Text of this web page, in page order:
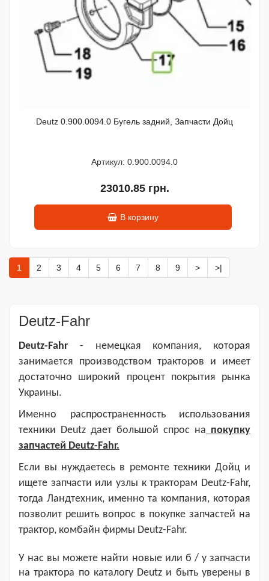
Deutz 0.900.0094.0 Бугель задний, Запчасти Дойц
Артикул: 0.900.0094.0
23010.85 грн.
В корзину
1 2 3 4 5 6 7 8 9 > >|
Deutz-Fahr
Deutz-Fahr - немецкая компания, которая
занимается производством тракторов и имеет
достаточно широкий процент покрытия рынка
Украины.
Именно распространенность использования
техники Deutz дает большой спрос на покупку
запчастей Deutz-Fahr.
Если вы нуждаетесь в ремонте техники Дойц и
ищете запчасти или узлы к тракторам Deutz-Fahr,
тогда Ландтехник, именно та компания, которая
позволит решить вопрос в покупке запчастей на
трактор, комбайн фирмы Deutz-Fahr.
У нас вы можете найти новые или б / у запчасти
на трактора по каталогу Deutz и быть уверены в